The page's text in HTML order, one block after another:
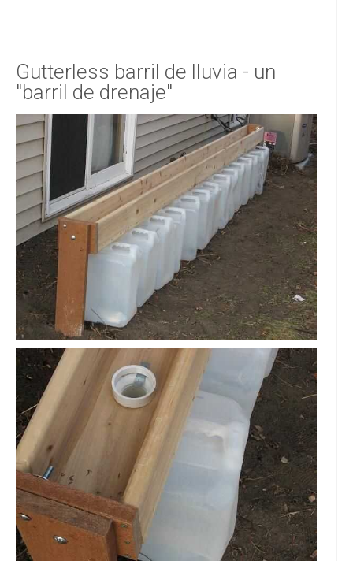
Gutterless barril de lluvia - un
"barril de drenaje"